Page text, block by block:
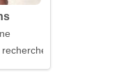
d'un mari